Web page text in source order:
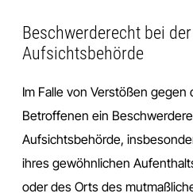
Beschwerde­recht bei
Aufsichts­behörde
Im Falle von Verstößen gegen
Betroffenen ein
Aufsichtsbehörde,
ihres gewöhnlichen
oder des Orts des